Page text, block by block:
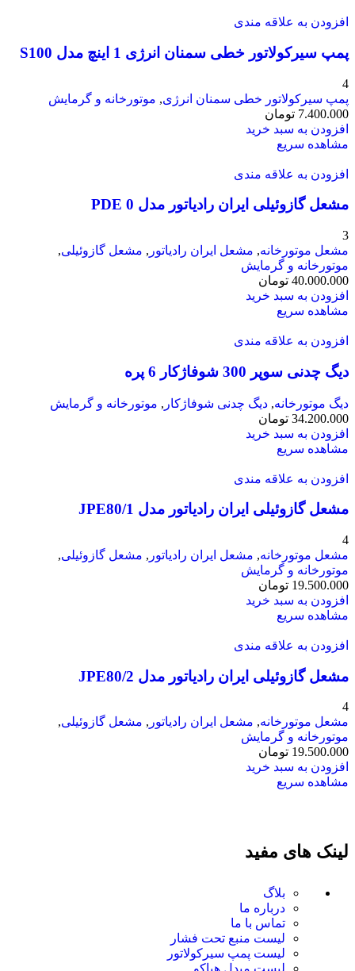
افزودن به علاقه مندی
پمپ سیرکولاتور خطی سمنان انرژی 1 اینچ مدل S100
4
پمپ سیرکولاتور خطی سمنان انرژی, موتورخانه و گرمایش
7.400.000 تومان
افزودن به سبد خرید
مشاهده سریع
افزودن به علاقه مندی
مشعل گازوئیلی ایران رادیاتور مدل PDE 0
3
مشعل موتورخانه, مشعل ایران رادیاتور , مشعل گازوئیلی,
موتورخانه و گرمایش
40.000.000 تومان
افزودن به سبد خرید
مشاهده سریع
افزودن به علاقه مندی
دیگ چدنی سوپر 300 شوفاژکار 6 پره
دیگ موتورخانه, دیگ چدنی شوفاژکار , موتورخانه و گرمایش
34.200.000 تومان
افزودن به سبد خرید
مشاهده سریع
افزودن به علاقه مندی
مشعل گازوئیلی ایران رادیاتور مدل JPE80/1
4
مشعل موتورخانه, مشعل ایران رادیاتور , مشعل گازوئیلی,
موتورخانه و گرمایش
19.500.000 تومان
افزودن به سبد خرید
مشاهده سریع
افزودن به علاقه مندی
مشعل گازوئیلی ایران رادیاتور مدل JPE80/2
4
مشعل موتورخانه, مشعل ایران رادیاتور , مشعل گازوئیلی,
موتورخانه و گرمایش
19.500.000 تومان
افزودن به سبد خرید
مشاهده سریع
لینک های مفید
بلاگ
درباره ما
تماس با ما
لیست منبع تحت فشار
لیست پمپ سیرکولاتور
لیست مبدل هپاکو